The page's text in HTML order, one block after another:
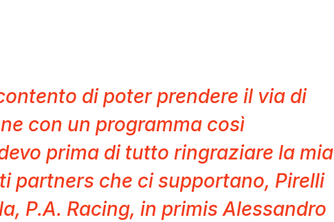
di poter prendere il via di
con un programma così
prima di tutto ringraziare la mia
partners che ci supportano, Pirelli
P.A. Racing, in primis Alessandro